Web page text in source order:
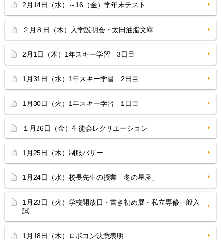
2月14日（水）～16（金）学年末テスト
２月８日（木）入学説明会・太田油脂文庫
2月1日（木）1年スキー学習 3日目
1月31日（水）1年スキー学習 2日目
1月30日（火）1年スキー学習 1日目
１月26日（金）生徒会レクリエーション
1月25日（木）制服バザー
1月24日（水）校長先生の授業「冬の星座」
1月23日（火）学校開放日・書き初め展・私立専修一般入
試
1月18日（木）ロボコン決意表明